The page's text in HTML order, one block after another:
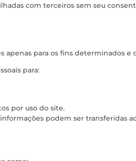
com terceiros sem seu
apenas para os fins determinados
para:
por uso do site.
podem ser transferidas